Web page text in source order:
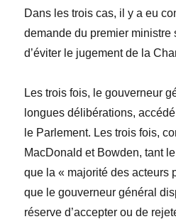
Dans les trois cas, il y a eu
demande du premier ministre
d’éviter le jugement de la
Les trois fois, le gouverneur
longues délibérations,
le Parlement. Les trois fois,
MacDonald et Bowden, tant
que la « majorité des
que le gouverneur général
réserve d’accepter ou de